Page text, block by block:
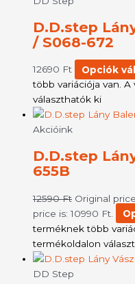
D.D.step
/ S068-672
12690 Ft Opciók
több variációja van.
választhatók ki
Akcióink
D.D.step
655B
12590Ft Original
price is: 10990 Ft.
terméknek több
termékoldalon
DD Step